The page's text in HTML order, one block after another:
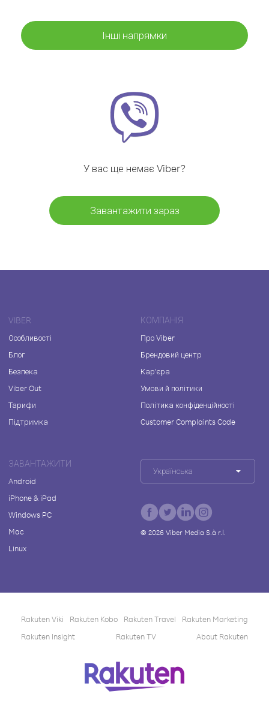
Інші напрямки
У вас ще немає Viber?
Завантажити зараз
VIBER
Особливості
Блог
Безпека
Viber Out
Тарифи
Підтримка
КОМПАНІЯ
Про Viber
Брендовий центр
Кар'єра
Умови й політики
Політика конфіденційності
Customer Complaints Code
ЗАВАНТАЖИТИ
Android
iPhone & iPad
Windows PC
Mac
Linux
Українська
© 2026Viber Media S.à r.l.
Rakuten Viki Rakuten Kobo Rakuten Travel
Rakuten Marketing
Rakuten Insight
Rakuten TV About Rakuten